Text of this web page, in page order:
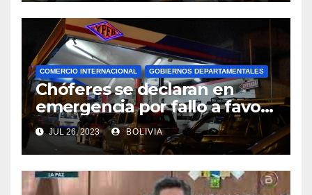
COMERCIO INTERNACIONAL GOBIERNOS DEPARTAMENTALES
Chóferes se declaran en
emergencia por fallo a favor
de Perú en el precio del
combustible y piden la
renuncia del viceministro de
Transporte
JUL 26, 2023 BOLIVIA